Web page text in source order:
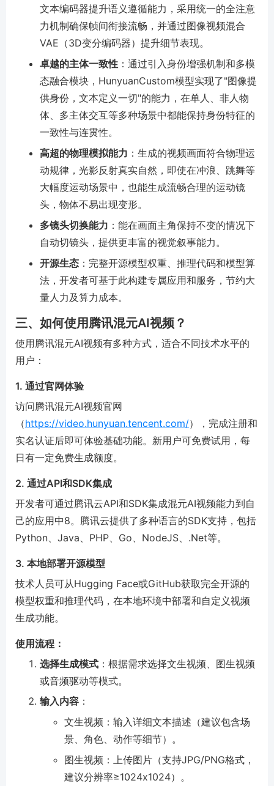
文本编码器提升语义遵循能力，采用统一的全注意
力机制确保帧间衔接流畅，并通过图像视频混合
VAE（3D变分编码器）提升细节表现。
卓越的主体一致性 ：通过引入身份增强机制和多模
态融合模块，HunyuanCustom模型实现了"图像提
供身份，文本定义一切"的能力，在单人、非人物
体、多主体交互等多种场景中都能保持身份特征的
一致性与连贯性。
高超的物理模拟能力 ：生成的视频画面符合物理运
动规律，光影反射真实自然，即使在冲浪、跳舞等
大幅度运动场景中，也能生成流畅合理的运动镜
头，物体不易出现变形。
多镜头切换能力 ：能在画面主角保持不变的情况下
自动切镜头，提供更丰富的视觉叙事能力。
开源生态 ：完整开源模型权重、推理代码和模型算
法，开发者可基于此构建专属应用和服务，节约大
量人力及算力成本。
三、如何使用腾讯混元AI视频？
使用腾讯混元AI视频有多种方式，适合不同技术水平的
用户：
1. 通过官网体验
访问腾讯混元AI视频官网
（https://video.hunyuan.tencent.com/），完成注册和
实名认证后即可体验基础功能。新用户可免费试用，每
日有一定免费生成额度。
2. 通过API和SDK集成
开发者可通过腾讯云API和SDK集成混元AI视频能力到自
己的应用中8。腾讯云提供了多种语言的SDK支持，包括
Python、Java、PHP、Go、NodeJS、.Net等。
3. 本地部署开源模型
技术人员可从Hugging Face或GitHub获取完全开源的
模型权重和推理代码，在本地环境中部署和自定义视频
生成功能。
使用流程：
选择生成模式 ：根据需求选择文生视频、图生视频
或音频驱动等模式。
输入内容 ：
文生视频：输入详细文本描述（建议包含场
景、角色、动作等细节）。
图生视频：上传图片（支持JPG/PNG格式，
建议分辨率≥1024x1024）。